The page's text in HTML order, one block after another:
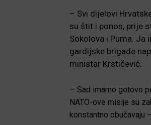
– Svi dijelovi
su štit i ponos, prije
Sokolova i Puma.
gardijske brigade
ministar Krstičević.
– Sad imamo gotovo
NATO-ove misije su
konstantno obučavaju